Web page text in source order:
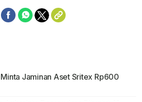
Jaminan Aset Sritex Rp600